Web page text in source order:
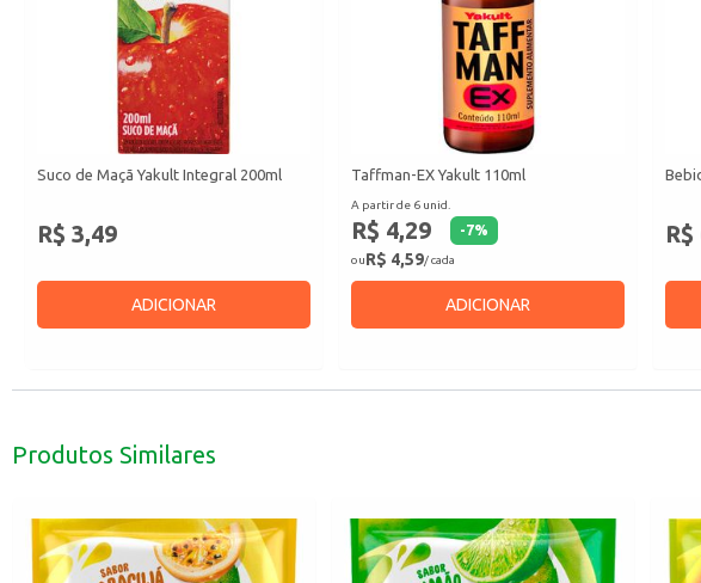
Suco de Maçã Yakult Integral 200ml
R$ 3,49
ADICIONAR
Taffman-EX Yakult 110ml
A partir de 6 unid.
R$ 4,29 -7%
ouR$ 4,59/ cada
ADICIONAR
R$
Produtos Similares